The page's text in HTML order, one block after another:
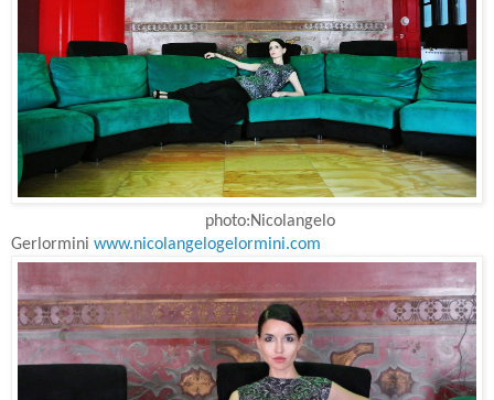
photo:Nicolangelo
Gerlormini www.nicolangelogelormini.com